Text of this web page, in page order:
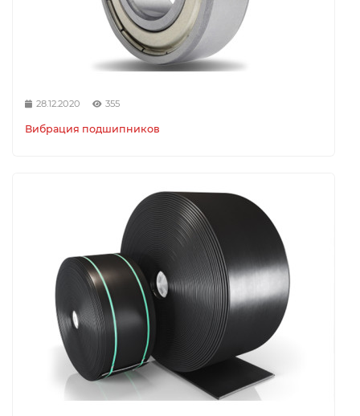
28.12.2020 355
Вибрация подшипников